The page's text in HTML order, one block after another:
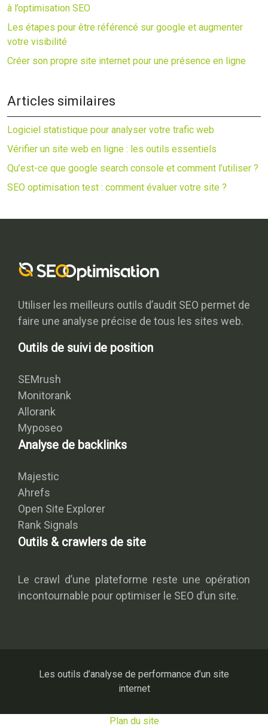
à l’optimisation SEO
Les étapes pour être référencé sur google et augmenter
votre visibilité
Créer son propre site internet pour une présence en ligne
Articles similaires
Logiciel statistique pour analyser votre trafic web
Vérifier un site web en ligne : les outils essentiels
Qu’est-ce que google search console et comment l’utiliser ?
SEO optimisation test : comment évaluer votre site ?
Utiliser les meilleurs outils d’audit SEO permet de
faire une analyse précise de tous les sites web.
Outils de suivi de position
SEMrush
Monitorank
Allorank
Myposeo
Analyse de backlinks
Majestic
Ahrefs
Open Site Explorer
Rank Signals
Outils & crawlers de site
Le crawl d’une plateforme reste une opération
incontournable pour optimiser le SEO d’un site.
Les outils d’analyse de performance d’un site
internet
Plan du site